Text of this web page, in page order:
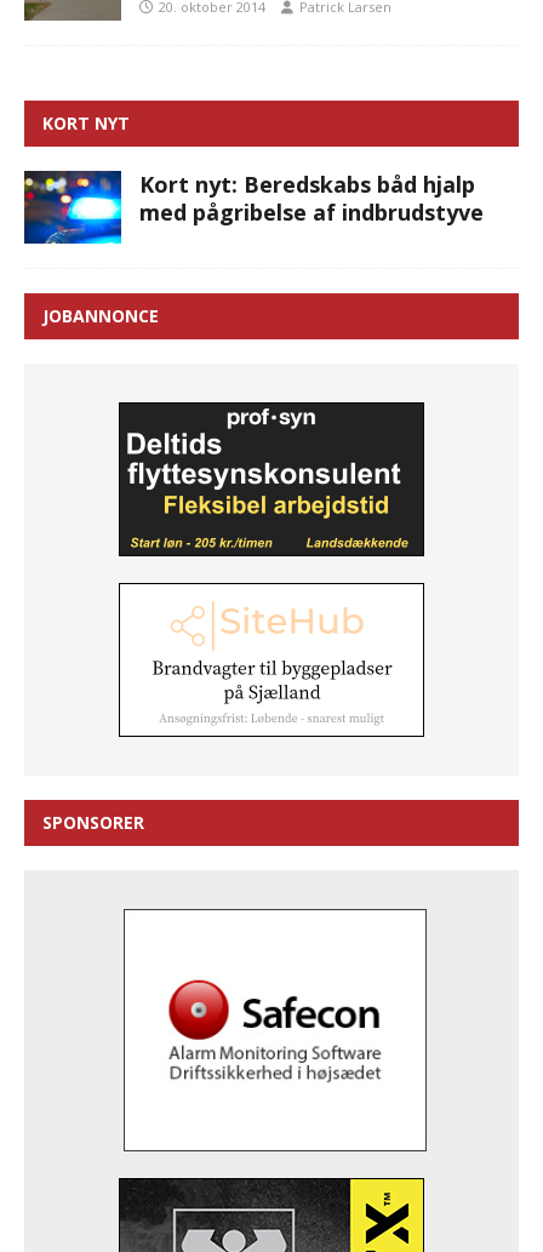
20. oktober 2014 Patrick Larsen
KORT NYT
Kort nyt: Beredskabs båd hjalp
med pågribelse af indbrudstyve
JOBANNONCE
SPONSORER